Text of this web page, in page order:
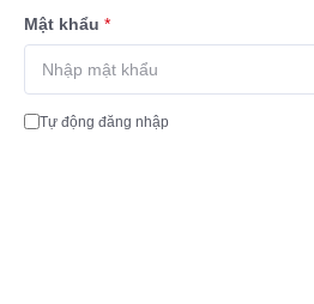
Mật khẩu *
Tự động đăng nhập